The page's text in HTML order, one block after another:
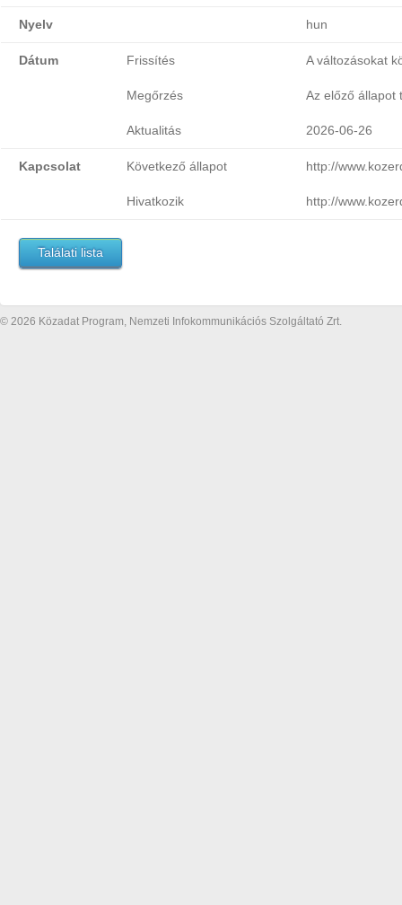
Nyelv hun
Dátum Frissítés A változásokat
Megőrzés Az előző állapot
Aktualitás 2026-06-26
Kapcsolat Következő állapot http://
Hivatkozik http://
Találati lista
© 2026 Közadat Program, Nemzeti Infokommunikációs Szolgáltató Zrt.